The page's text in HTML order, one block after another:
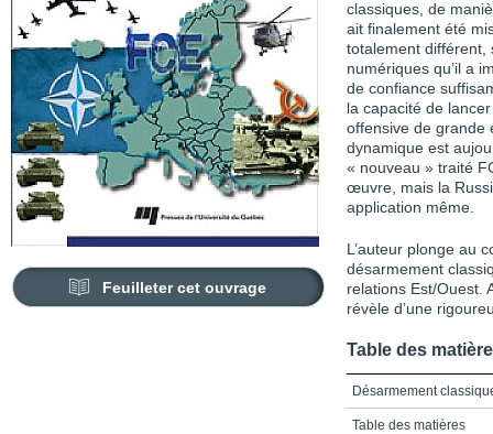
Feuilleter cet ouvrage
classiques, de
ait finalement été
totalement différent,
numériques qu’il a
de confiance
la capacité de
offensive de grande
dynamique est
« nouveau » traité
œuvre, mais la
application même.
L’auteur plonge au
désarmement
relations Est/Ouest.
révèle d’une
Table des
Désarmement
Table des matières